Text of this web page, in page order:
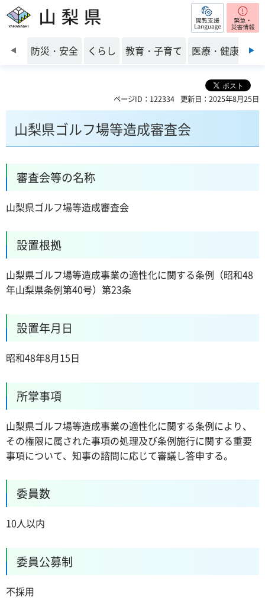
山梨県 閲覧支援
前のスライドを表示
防災・安全 くらし 教育・子育て 医療・健康・福
ページID：122334 更新日：2025年8月25日
山梨県ゴルフ場等造成審査会
審査会等の名称
山梨県ゴルフ場等造成審査会
設置根拠
山梨県ゴルフ場等造成事業の適性化に関する条例（昭和48
年山梨県条例第40号）第23条
設置年月日
昭和48年8月15日
所掌事項
山梨県ゴルフ場等造成事業の適性化に関する条例により、
その権限に属された事項の処理及び条例施行に関する重要
事項について、知事の諮問に応じて審議し答申する。
委員数
10人以内
委員公募制
不採用